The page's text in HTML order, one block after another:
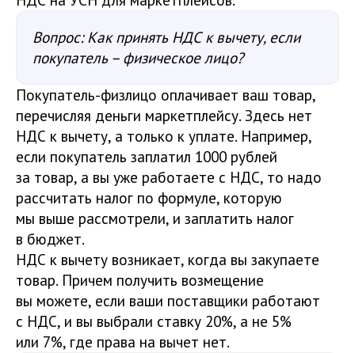
Вопрос: Как принять НДС к вычету, если
покупатель – физическое лицо?
Покупатель-физлицо оплачивает ваш товар,
перечисляя деньги маркетплейсу. Здесь нет
НДС к вычету, а только к уплате. Например,
если покупатель заплатил 1000 рублей
за товар, а вы уже работаете с НДС, то надо
рассчитать налог по формуле, которую
мы выше рассмотрели, и заплатить налог
в бюджет.
НДС к вычету возникает, когда вы закупаете
товар. Причем получить возмещение
вы можете, если ваши поставщики работают
с НДС, и вы выбрали ставку 20%, а не 5%
или 7%, где права на вычет нет.